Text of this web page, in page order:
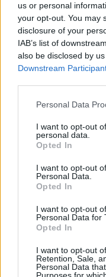
us or personal
your opt-out. You may
disclosure of your
IAB’s list of
also be disclosed by
Downstream
Please note that this
not limited to your visit
grant or deny consent
use your data for
consent section.
Personal Data
I want to opt-out
personal data.
Opted In
I want to opt-out
Personal Data.
Opted In
I want to opt-out
Personal Data for
Opted In
I want to opt-out
Retention, Sale,
Personal Data
A Svéd Rally
Blomqvistnak az
futamon, kétszer
WRC-ben győzött